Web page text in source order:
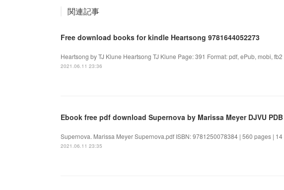
関連記事
Free download books for kindle Heartsong 9781644052273
Heartsong by TJ Klune Heartsong TJ Klune Page: 391 Format: pdf, ePub, mobi,
2021.06.11 23:36
Ebook free pdf download Supernova by Marissa Meyer DJVU
Supernova. Marissa Meyer Supernova.pdf ISBN: 9781250078384 | 560 pages |
2021.06.11 23:35